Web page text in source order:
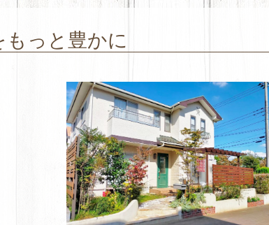
っと豊かに